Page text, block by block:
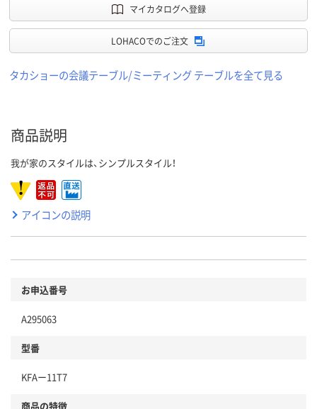
マイカタログへ登録
LOHACOでのご注文
タカショーの会議テーブル/ミーティング テーブルを全て見る
商品説明
我が家のスタイルは、シンプルスタイル！
アイコンの説明
お申込番号
A295063
型番
KFAー11T7
商品の特徴